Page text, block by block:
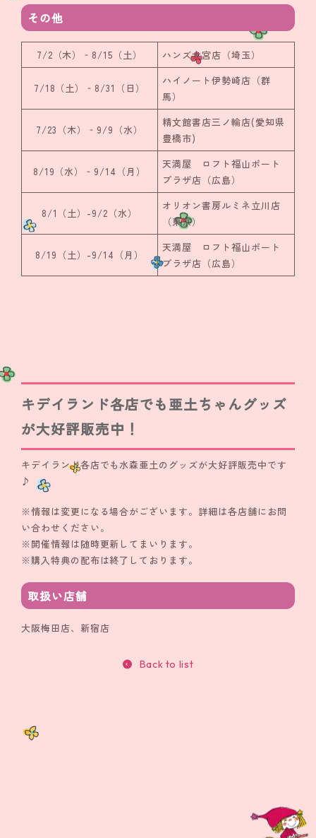
その他
7/2（木）‐8/15（土） ハンズ大宮店（埼玉）
7/18（土）‐8/31（日）
ハイノート伊勢崎店（群
馬）
7/23（木）‐9/9（水）
精文館書店三ノ輪店(愛知県
豊橋市)
8/19（水）‐9/14（月）
天満屋 ロフト福山ポート
プラザ店（広島）
8/1（土）-9/2（水）
オリオン書房ルミネ立川店
（東京）
8/19（土）-9/14（月）
天満屋 ロフト福山ポート
プラザ店（広島）
キデイランド各店でも亜土ちゃんグッズ
が大好評販売中！
キデイランド各店でも水森亜土のグッズが大好評販売中です
♪
※情報は変更になる場合がございます。詳細は各店舗にお問
い合わせください。
※開催情報は随時更新してまいります。
※購入特典の配布は終了しております。
取扱い店舗
大阪梅田店、新宿店
Back to list